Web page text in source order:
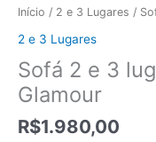
Início / 2 e 3 Lugares /
2 e 3 Lugares
Sofá 2 e 3
Glamour
R$1.980,00